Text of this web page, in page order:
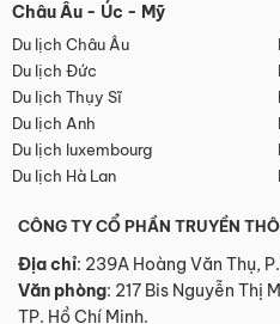
Châu Âu - Úc - Mỹ
Du lịch Châu Âu
Du lịch Đức
Du lịch Thụy Sĩ
Du lịch Anh
Du lịch luxembourg
Du lịch Hà Lan
CÔNG TY CỔ PHẦN TRUYỀN
Địa chỉ: 239A Hoàng Văn Thụ,
Văn phòng: 217 Bis Nguyễn Thị
TP. Hồ Chí Minh.